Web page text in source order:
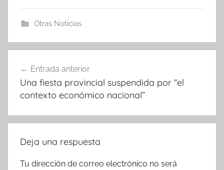
Otras Noticias
de
entradas
Entrada anterior
Una fiesta provincial suspendida por “el
contexto económico nacional”
Deja una respuesta
Tu dirección de correo electrónico no será